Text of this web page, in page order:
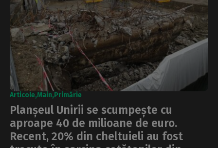
Articole Main Primărie
Planșeul Unirii se scumpește cu
aproape 40 de milioane de euro.
Recent, 20% din cheltuieli au fost